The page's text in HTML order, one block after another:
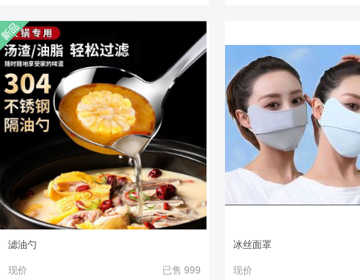
新品
滤油勺
现价
已售 999
冰丝面罩
现价